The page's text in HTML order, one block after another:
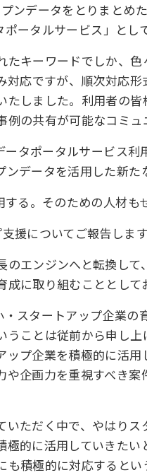
ンデータをとりまとめ
ータルサービス」とし
たキーワードでしか、
応ですが、順次対応
しました。利用者の
の共有が可能なコミ
タポータルサービス
データを活用した新
る。そのための人材
援についてご報告します
エンジンへと転換し
に取り組むこととして
スタートアップ企業
ことは従前から申し
プ企業を積極的に活
や企画力を重視すべき
いただく中で、やはり
的に活用していきた
積極的に対応すると